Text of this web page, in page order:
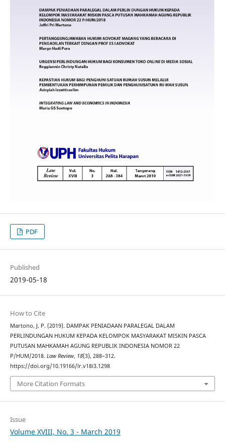
PDF
Published
2019-05-18
How to Cite
Martono, J. P. (2019). DAMPAK PENIADAAN PARALEGAL DALAM
PERLINDUNGAN HUKUM KEPADA KELOMPOK MASYARAKAT MISKIN PASCA
PUTUSAN MAHKAMAH AGUNG REPUBLIK INDONESIA NOMOR 22
P/HUM/2018. Law Review, 18(3), 288–312.
https://doi.org/10.19166/lr.v18i3.1298
More Citation Formats
Issue
Volume XVIII, No. 3 - March 2019